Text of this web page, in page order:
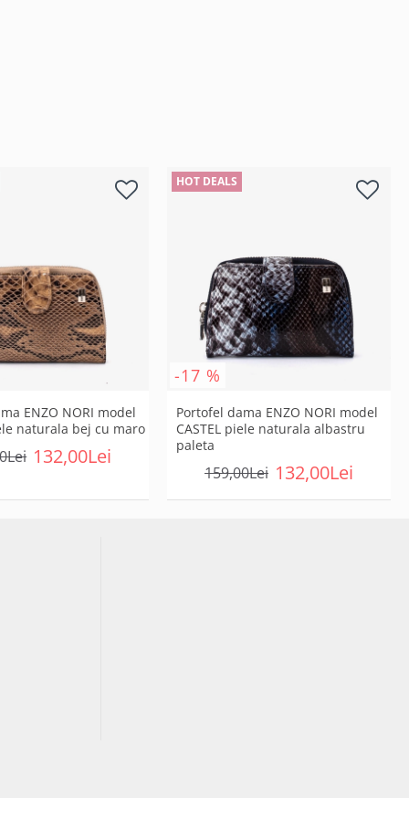
ENZO NORI model
naturala bej cu maro
132,00Lei
HOT DEALS
-17 %
Portofel dama ENZO NORI model
CASTEL piele naturala albastru
paleta
132,00Lei
159,00Lei